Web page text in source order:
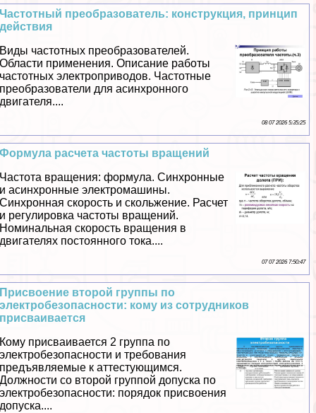
Частотный преобразователь: конструкция, принцип
действия
Виды частотных преобразователей.
Области применения. Описание работы
частотных электроприводов. Частотные
преобразователи для асинхронного
двигателя....
08 07 2026 5:35:25
Формула расчета частоты вращений
Частота вращения: формула. Синхронные
и асинхронные электромашины.
Синхронная скорость и скольжение. Расчет
и регулировка частоты вращений.
Номинальная скорость вращения в
двигателях постоянного тока....
07 07 2026 7:50:47
Присвоение второй группы по
электробезопасности: кому из сотрудников
присваивается
Кому присваивается 2 группа по
электробезопасности и требования
предъявляемые к аттестующимся.
Должности со второй группой допуска по
электробезопасности: порядок присвоения
допуска....